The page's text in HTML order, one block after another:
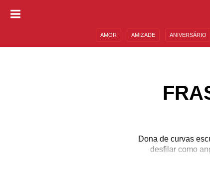
AMOR AMIZADE ANIVERSÁRIO
Dona de curvas
desfilar como